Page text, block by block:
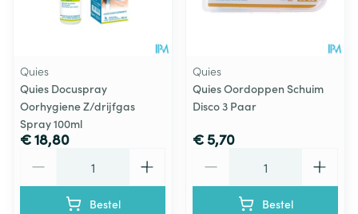
Quies
Quies Docuspray
Oorhygiene Z/drijfgas
Spray 100ml
€ 18,80
Bestel
Quies
Quies Oordoppen Schuim
Disco 3 Paar
€ 5,70
Bestel